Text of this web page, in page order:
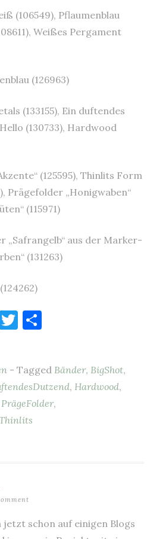
(106549), Pflaumenblau
Weißes Pergament
(126963)
(133155), Ein duftendes
(130733), Hardwood
(125595), Thinlits Form
Prägefolder „Honigwaben“
(115971)
„Safrangelb“ aus der Marker-
(131263)
T
te
r
n
- Tagged Bänder, BigShot,
, Hardwood,
PrägeFolder,
schon auf einigen Blogs